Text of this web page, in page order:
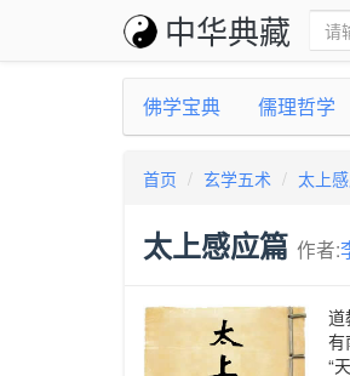
中华典藏
佛学宝典 儒理哲学
首页 玄学五术 太上
太上感应篇 作者:
道
有
“